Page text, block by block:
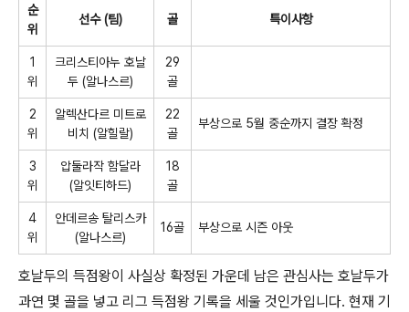
순
위
선수 (팀) 골 특이사항
1
위
크리스티아누 호날
두 (알나스르)
29
골
2
위
알렉산다르 미트로
비치 (알힐랄)
22
골
부상으로 5월 중순까지 결장 확정
3
위
압둘라작 함달라
(알잇티하드)
18
골
4
위
안데르송 탈리스카
(알나스르)
16골 부상으로 시즌 아웃
호날두의 득점왕이 사실상 확정된 가운데 남은 관심사는 호날두가
과연 몇 골을 넣고 리그 득점왕 기록을 세울 것인가입니다. 현재 기